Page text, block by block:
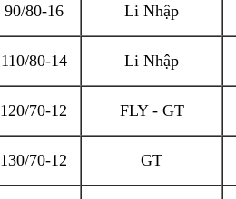
90/80-16 Li Nhập
110/80-14 Li Nhập
120/70-12 FLY - GT
130/70-12 GT